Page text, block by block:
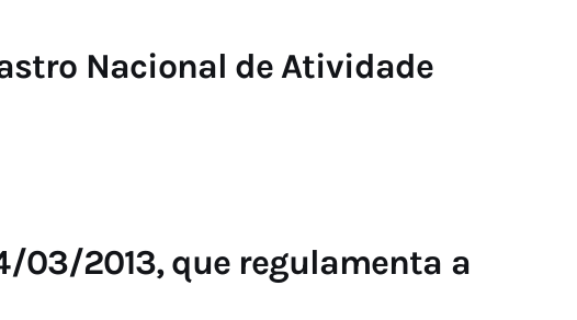
Nacional de Atividade
03/2013, que regulamenta a